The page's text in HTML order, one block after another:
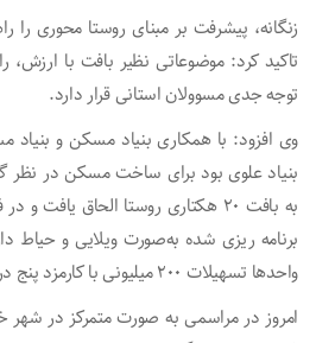
زنگانه، پیشرفت بر مبنای روستا محوری
تاکید کرد: موضوعاتی نظیر بافت با
توجه جدی مسوولان استانی قرار دارد.
وی افزود: با همکاری بنیاد مسکن و بنیاد
برنامه ریزی شده به‌صورت ویلایی و حیاط
واحدها تسهیلات ۲۰۰ میلیونی با کارمزد پنج درصد اعطا خواهد شد.
امروز در مراسمی به صورت متمرکز در شهر